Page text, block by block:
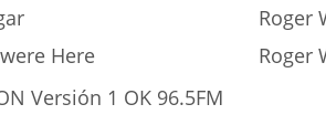
Roger
Here
Roger
Versión 1 OK 96.5FM